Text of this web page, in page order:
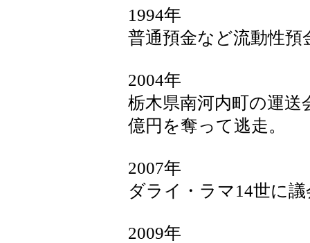
1994年
普通預金など流動性預
2004年
栃木県南河内町の運送
億円を奪って逃走。
2007年
ダライ・ラマ14世に
2009年